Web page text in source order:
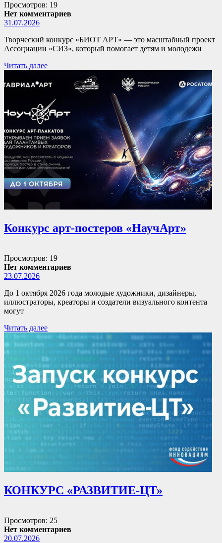
Просмотров: 19
Нет комментариев
31.07.2026
Творческий конкурс «БИОТ АРТ» — это масштабный проект
Ассоциации «СИЗ», который помогает детям и молодежи
Читать далее
Конкурс арт-постеров «НаучАрт»
Просмотров: 19
Нет комментариев
23.07.2026
До 1 октября 2026 года молодые художники, дизайнеры,
иллюстраторы, креаторы и создатели визуального контента
могут
Читать далее
КОНКУРС «РАЗВИТИЕ-ЦТ»
Просмотров: 25
Нет комментариев
20.07.2026